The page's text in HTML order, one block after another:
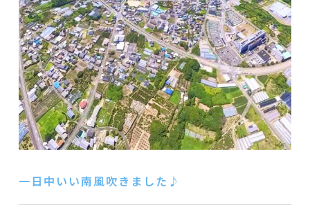
一日中いい南風吹きました♪